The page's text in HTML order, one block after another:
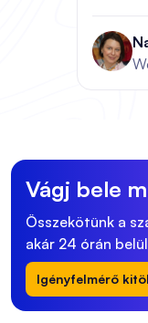
Vágj bele
Összekötünk a
akár 24 órán
Igényfelmérő